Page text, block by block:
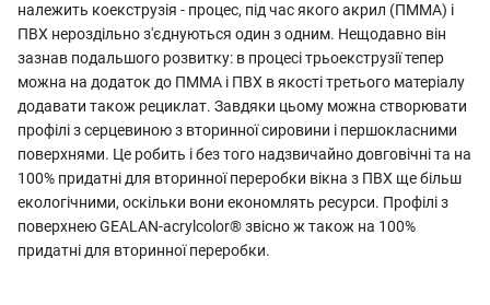
належить коекструзія - процес, під час якого акрил (ПММА) і
ПВХ нероздільно з'єднуються один з одним. Нещодавно він
зазнав подальшого розвитку: в процесі трьоекструзії тепер
можна на додаток до ПММА і ПВХ в якості третього матеріалу
додавати також рециклат. Завдяки цьому можна створювати
профілі з серцевиною з вторинної сировини і першокласними
поверхнями. Це робить і без того надзвичайно довговічні та на
100% придатні для вторинної переробки вікна з ПВХ ще більш
екологічними, оскільки вони економлять ресурси. Профілі з
поверхнею GEALAN-acrylcolor® звісно ж також на 100%
придатні для вторинної переробки.